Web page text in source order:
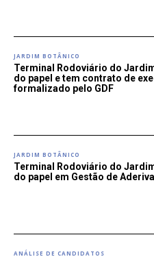
JARDIM BOTÂNICO
Terminal Rodoviário do
do papel e tem contrato de
formalizado pelo GDF
JARDIM BOTÂNICO
Terminal Rodoviário do
do papel em Gestão de
ANÁLISE DE CANDIDATOS